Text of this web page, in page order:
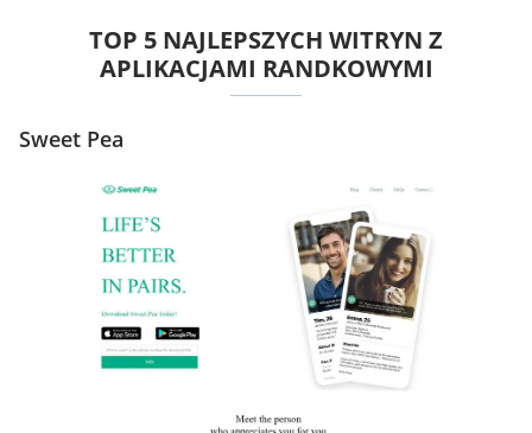
TOP 5 NAJLEPSZYCH WITRYN Z
APLIKACJAMI RANDKOWYMI
Sweet Pea